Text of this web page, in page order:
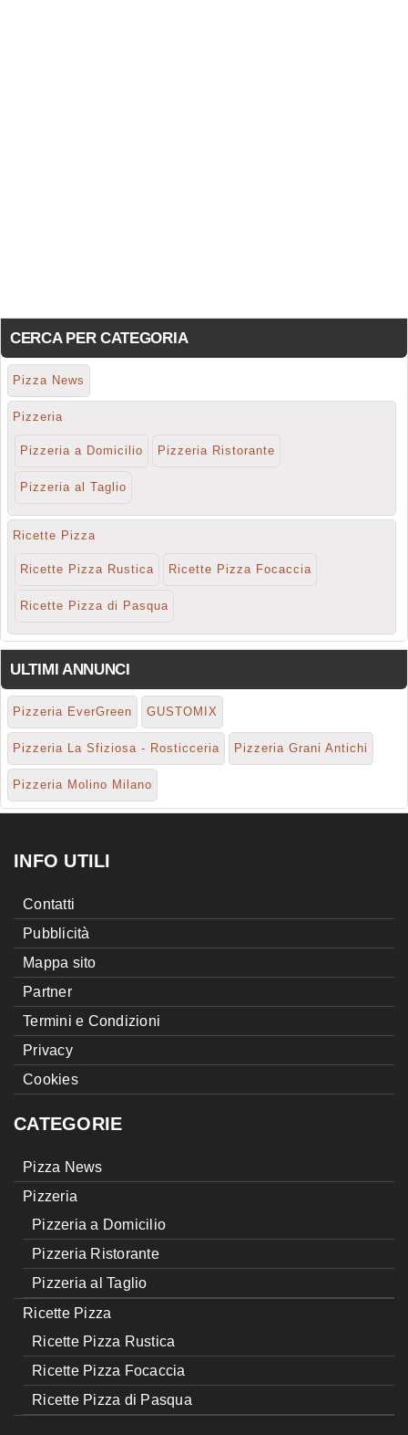
CERCA PER CATEGORIA
Pizza News
Pizzeria
Pizzeria a Domicilio Pizzeria Ristorante
Pizzeria al Taglio
Ricette Pizza
Ricette Pizza Rustica Ricette Pizza Focaccia
Ricette Pizza di Pasqua
ULTIMI ANNUNCI
Pizzeria EverGreen GUSTOMIX
Pizzeria La Sfiziosa - Rosticceria Pizzeria Grani Antichi
Pizzeria Molino Milano
INFO UTILI
Contatti
Pubblicità
Mappa sito
Partner
Termini e Condizioni
Privacy
Cookies
CATEGORIE
Pizza News
Pizzeria
Pizzeria a Domicilio
Pizzeria Ristorante
Pizzeria al Taglio
Ricette Pizza
Ricette Pizza Rustica
Ricette Pizza Focaccia
Ricette Pizza di Pasqua